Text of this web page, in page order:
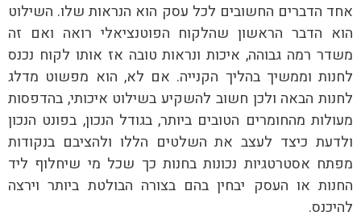
אחד הדברים החשובים לכל עסק הוא הנראות שלו. השילוט
הוא הדבר הראשון שהלקוח הפוטנציאלי רואה ואם זה
משדר רמה גבוהה, איכות ונראות טובה אז אותו לקוח נכנס
לחנות וממשיך בהליך הקנייה. אם לא, הוא מפשוט מדלג
לחנות הבאה ולכן חשוב להשקיע בשילוט איכותי, בהדפסות
מעולות מהחומרים הטובים ביותר, בגודל הנכון, בפונט הנכון
ולדעת כיצד לעצב את השלטים הללו ולהציבם בנקודות
מפתח אסטרטגיות נכונות בחנות כך שכל מי שיחלוף ליד
החנות או העסק יבחין בהם בצורה הבולטת ביותר וירצה
להיכנס.